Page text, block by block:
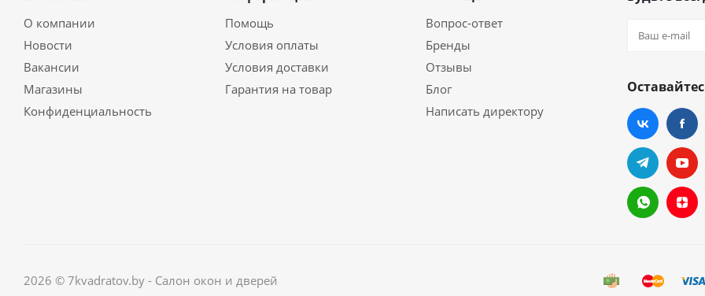
О компании
Новости
Вакансии
Магазины
Конфиденциальность
Помощь
Условия оплаты
Условия доставки
Гарантия на товар
Вопрос-ответ
Бренды
Отзывы
Блог
Написать директору
2026 © 7kvadratov.by - Салон окон и дверей